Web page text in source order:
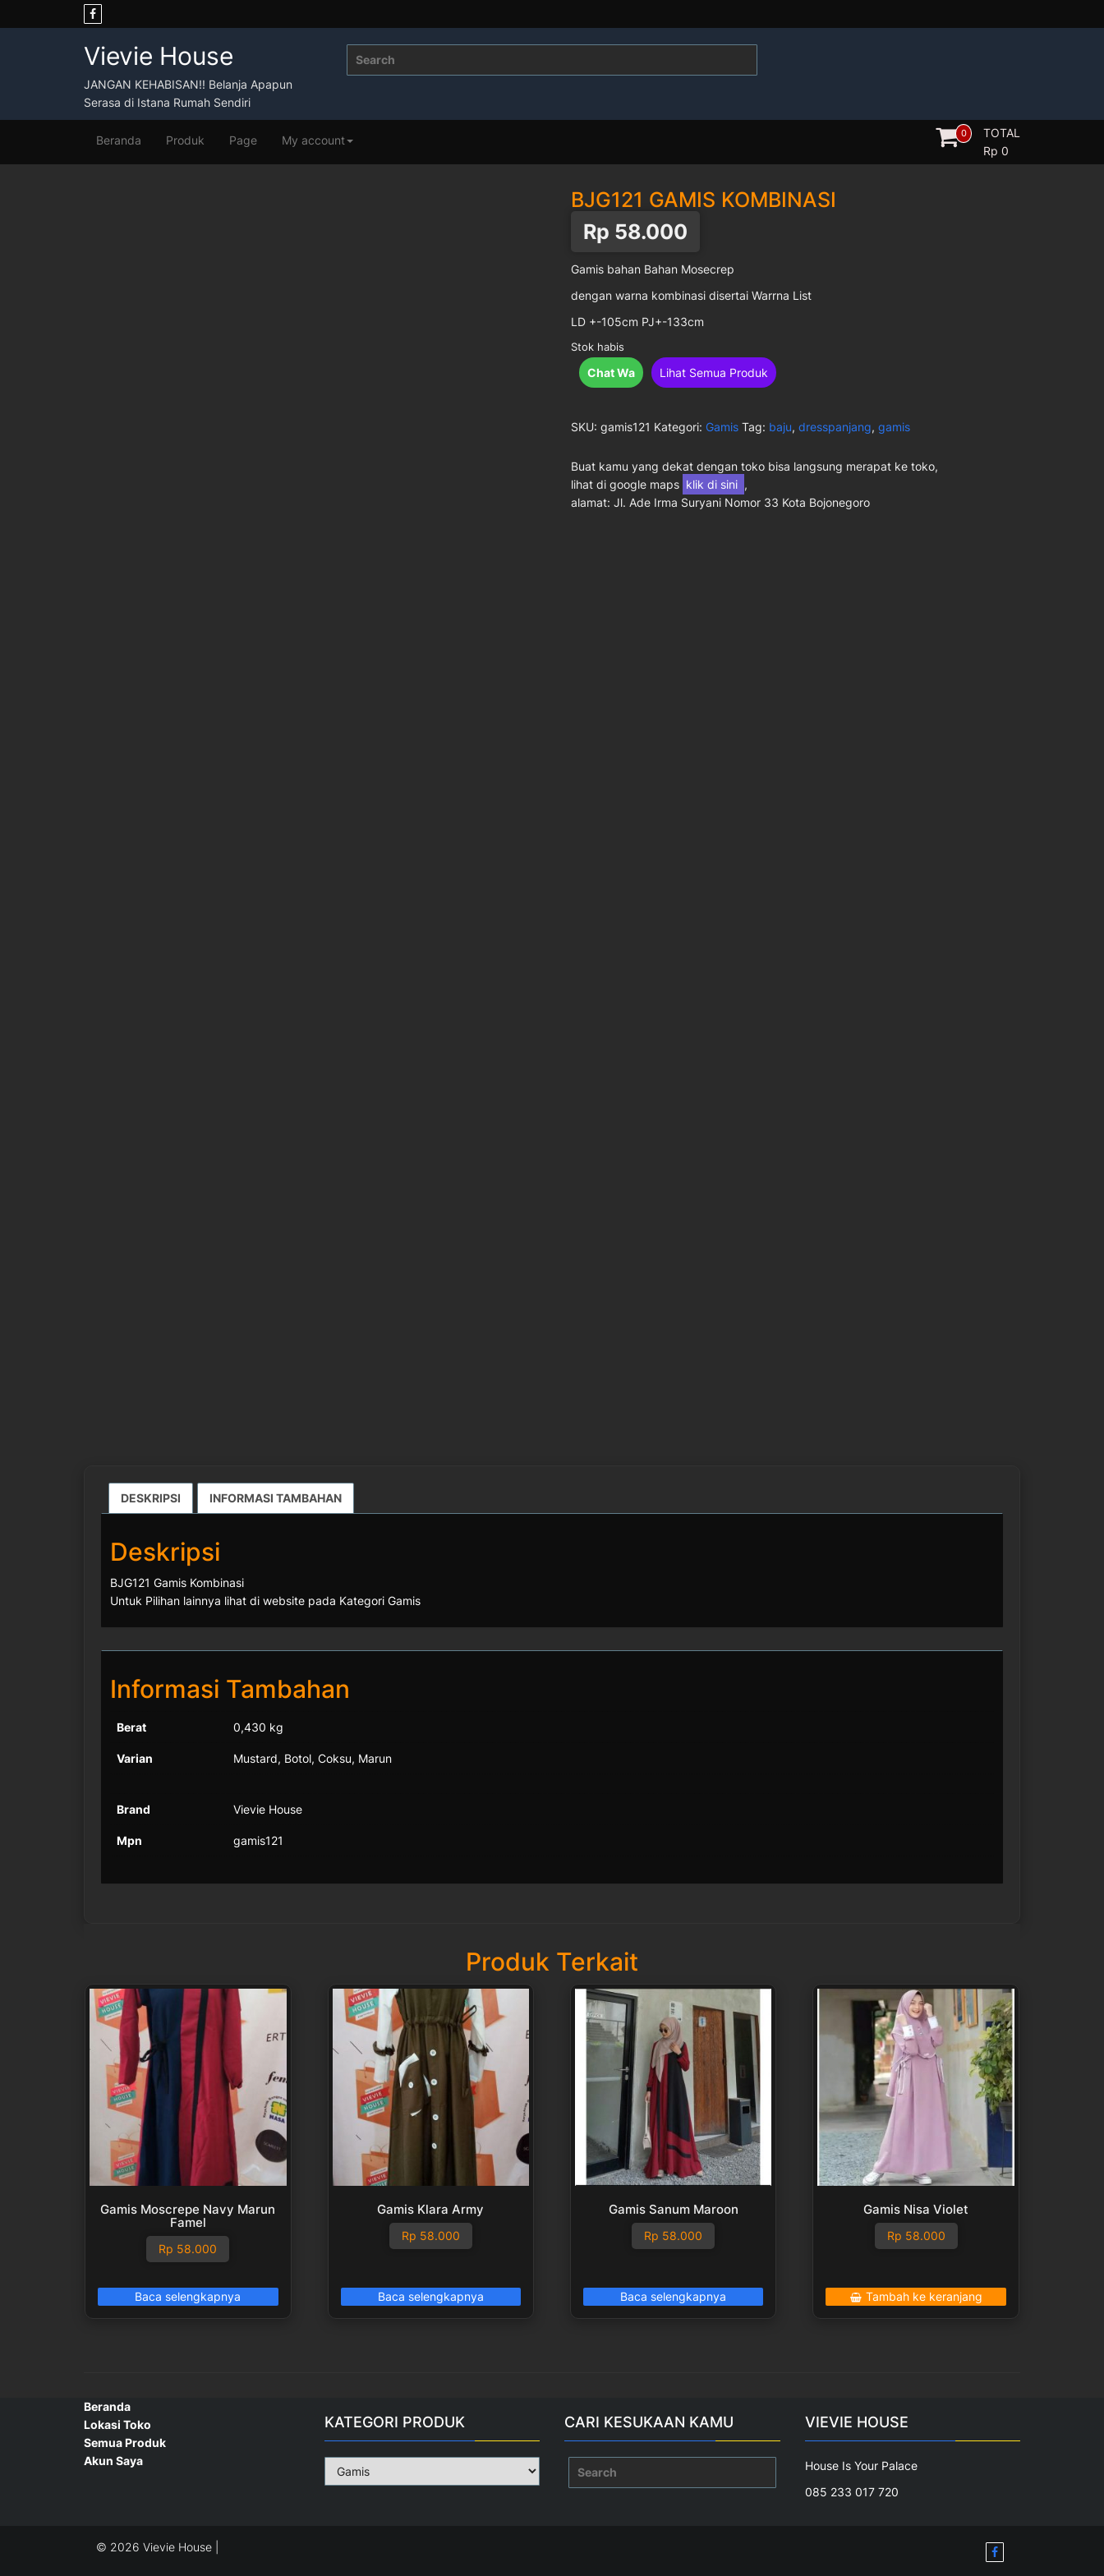
to
Vievie House
JANGAN KEHABISAN!! Belanja Apapun
Serasa di Istana Rumah Sendiri
0
TOTAL
Rp 0
Beranda Produk Page My account
BJG121 GAMIS KOMBINASI
Rp 58.000
Gamis bahan Bahan Mosecrep
dengan warna kombinasi disertai Warrna List
LD +-105cm PJ+-133cm
Stok habis
Chat Wa Lihat Semua Produk
SKU: gamis121 Kategori: Gamis Tag: baju, dresspanjang, gamis
Buat kamu yang dekat dengan toko bisa langsung merapat ke toko,
lihat di google maps klik di sini ,
alamat: Jl. Ade Irma Suryani Nomor 33 Kota Bojonegoro
DESKRIPSI INFORMASI TAMBAHAN
Deskripsi
BJG121 Gamis Kombinasi
Untuk Pilihan lainnya lihat di website pada Kategori Gamis
Informasi Tambahan
Berat 0,430 kg
Varian Mustard, Botol, Coksu, Marun
Brand Vievie House
Mpn gamis121
Produk Terkait
Gamis Moscrepe Navy Marun
Famel
Rp 58.000
Baca selengkapnya
Gamis Klara Army
Rp 58.000
Baca selengkapnya
Gamis Sanum Maroon
Rp 58.000
Baca selengkapnya
Gamis Nisa Violet
Rp 58.000
Tambah ke keranjang
Beranda
Lokasi Toko
Semua Produk
Akun Saya
KATEGORI PRODUK CARI KESUKAAN KAMU
Search
VIEVIE HOUSE
House Is Your Palace
085 233 017 720
© 2026 Vievie House |